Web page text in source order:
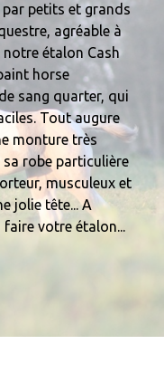
par petits et grands
agréable à
étalon Cash
horse
sang quarter, qui
Tout augure
monture très
robe particulière
musculeux et
jolie tête... A
votre étalon...